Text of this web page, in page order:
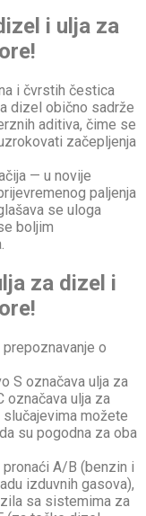
i ulja za
i čvrstih čestica
dizel obično sadrže
aditiva, čime se
začepljenja
— u novije
paljenja
se uloga
boljim
za dizel i
o
S označava ulja za
označava ulja za
možete
su pogodna za oba
A/B (benzin i
izduvnih gasova),
sa sistemima za